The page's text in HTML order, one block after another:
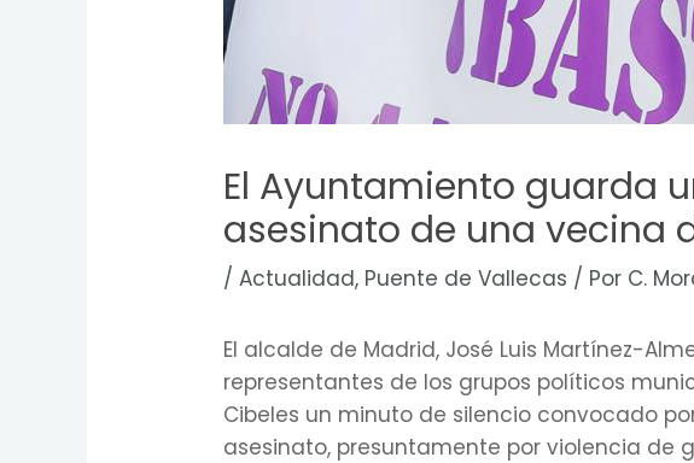
El Ayuntamiento guarda
asesinato de una vecina
/Actualidad, Puente de Vallecas / Por C.
El alcalde de Madrid, José Luis Martínez-
representantes de los grupos políticos
Cibeles un minuto de silencio convocado
asesinato, presuntamente por violencia de